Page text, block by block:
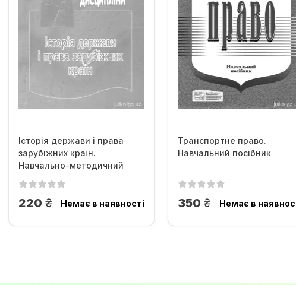
Історія держави і права
зарубіжних країн.
Навчально-методичний
посібник...
220 грн.Немає в наявності
Транспортне право.
Навчальний посібник
350 грн.Немає в